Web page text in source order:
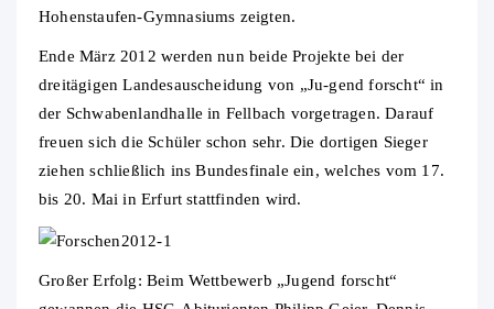
Hohenstaufen-Gymnasiums zeigten.
Ende März 2012 werden nun beide Projekte bei der
dreitägigen Landesauscheidung von „Ju-gend forscht“ in
der Schwabenlandhalle in Fellbach vorgetragen. Darauf
freuen sich die Schüler schon sehr. Die dortigen Sieger
ziehen schließlich ins Bundesfinale ein, welches vom 17.
bis 20. Mai in Erfurt stattfinden wird.
Großer Erfolg: Beim Wettbewerb „Jugend forscht“